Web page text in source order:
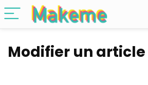
Modifier un article